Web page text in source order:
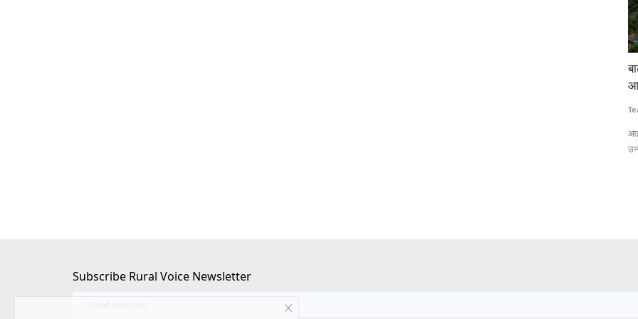
Subscribe Rural Voice Newsletter